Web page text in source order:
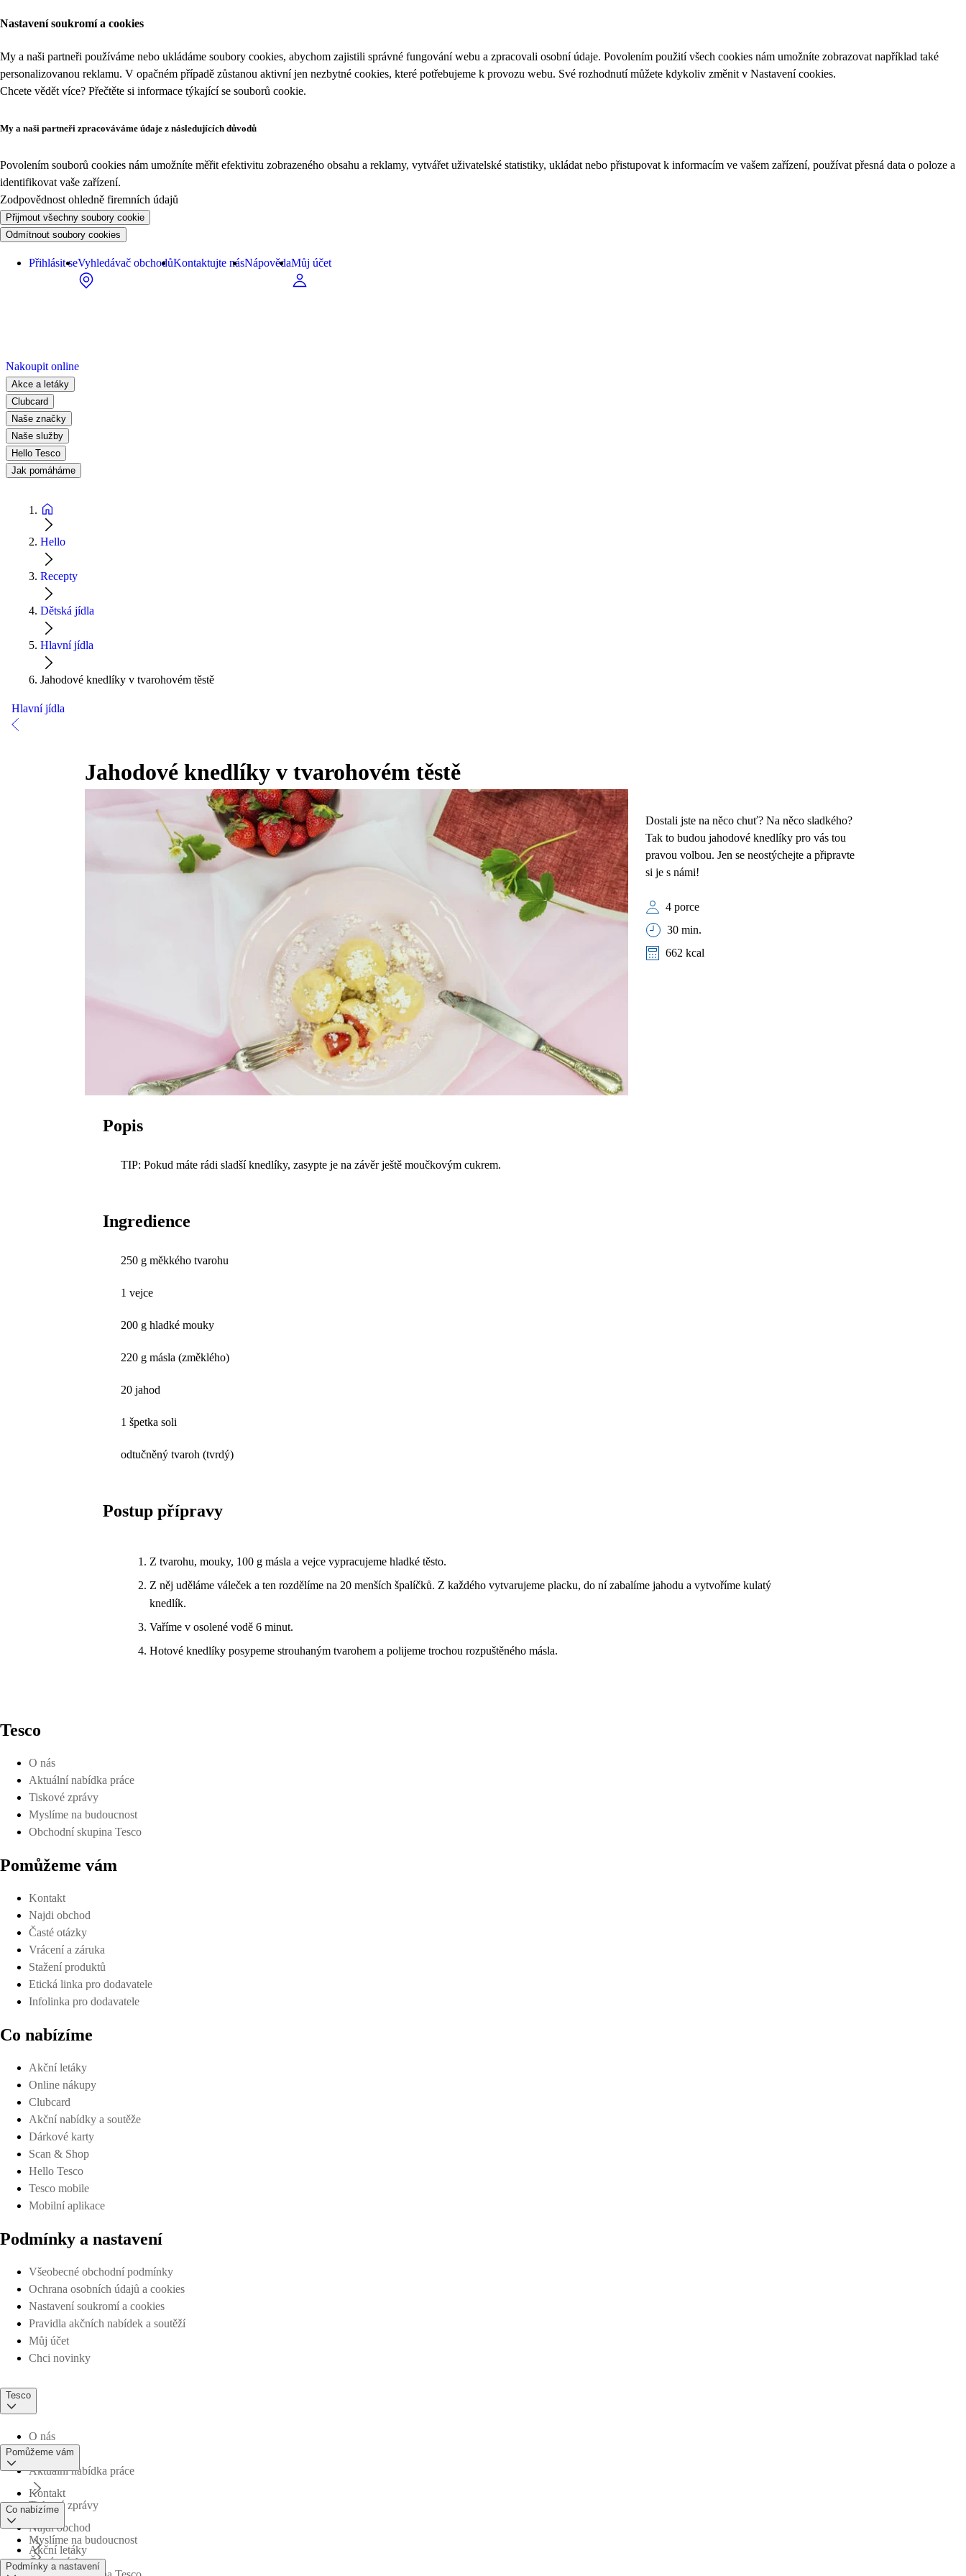
Nastavení soukromí a cookies
My a naši partneři používáme nebo ukládáme soubory cookies, abychom zajistili správné fungování webu a zpracovali osobní údaje. Povolením použití všech cookies nám umožníte zobrazovat například také
personalizovanou reklamu. V opačném případě zůstanou aktivní jen nezbytné cookies, které potřebujeme k provozu webu. Své rozhodnutí můžete kdykoliv změnit v Nastavení cookies.
Chcete vědět více? Přečtěte si informace týkající se souborů cookie.
My a naši partneři zpracováváme údaje z následujících důvodů
Povolením souborů cookies nám umožníte měřit efektivitu zobrazeného obsahu a reklamy, vytvářet uživatelské statistiky, ukládat nebo přistupovat k informacím ve vašem zařízení, používat přesná data o poloze a
identifikovat vaše zařízení.
Zodpovědnost ohledně firemních údajů
Přijmout všechny soubory cookie
Odmítnout soubory cookies
Přihlásit seVyhledávač obchodůKontaktujte násNápovědaMůj účet
Nakoupit online
Akce a letáky
Clubcard
Naše značky
Naše služby
Hello Tesco
Jak pomáháme
Hello
Recepty
Dětská jídla
Hlavní jídla
Jahodové knedlíky v tvarohovém těstě
Hlavní jídla
Jahodové knedlíky v tvarohovém těstě
Dostali jste na něco chuť? Na něco sladkého?
Tak to budou jahodové knedlíky pro vás tou
pravou volbou. Jen se neostýchejte a připravte
si je s námi!
4 porce
30 min.
662 kcal
Popis
TIP: Pokud máte rádi sladší knedlíky, zasypte je na závěr ještě moučkovým cukrem.
Ingredience
250 g měkkého tvarohu
1 vejce
200 g hladké mouky
220 g másla (změklého)
20 jahod
1 špetka soli
odtučněný tvaroh (tvrdý)
Postup přípravy
Z tvarohu, mouky, 100 g másla a vejce vypracujeme hladké těsto.
Z něj uděláme váleček a ten rozdělíme na 20 menších špalíčků. Z každého vytvarujeme placku, do ní zabalíme jahodu a vytvoříme kulatý
knedlík.
Vaříme v osolené vodě 6 minut.
Hotové knedlíky posypeme strouhaným tvarohem a polijeme trochou rozpuštěného másla.
Tesco
O nás
Aktuální nabídka práce
Tiskové zprávy
Myslíme na budoucnost
Obchodní skupina Tesco
Pomůžeme vám
Kontakt
Najdi obchod
Časté otázky
Vrácení a záruka
Stažení produktů
Etická linka pro dodavatele
Infolinka pro dodavatele
Co nabízíme
Akční letáky
Online nákupy
Clubcard
Akční nabídky a soutěže
Dárkové karty
Scan & Shop
Hello Tesco
Tesco mobile
Mobilní aplikace
Podmínky a nastavení
Všeobecné obchodní podmínky
Ochrana osobních údajů a cookies
Nastavení soukromí a cookies
Pravidla akčních nabídek a soutěží
Můj účet
Chci novinky
Tesco
O nás
Aktuální nabídka práce
Tiskové zprávy
Myslíme na budoucnost
Pomůžeme vám
Kontakt
Najdi obchod
Časté otázky
Co nabízíme
Akční letáky
Podmínky a nastavení